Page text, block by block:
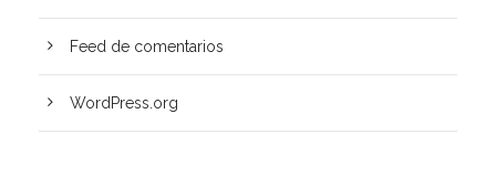
Feed de comentarios
WordPress.org